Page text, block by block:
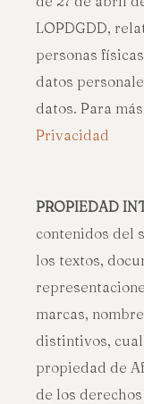
LOPDGDD,
personas
datos
datos. Para
Privacidad
PROPIEDAD
contenidos del
los textos,
marcas,
distintivos,
propiedad de
de los